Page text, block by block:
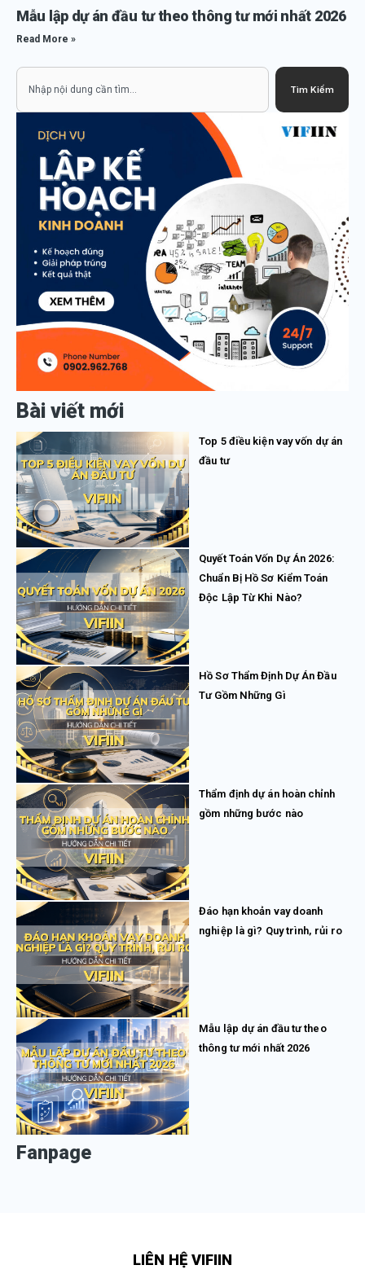
Mẫu lập dự án đầu tư theo thông tư mới nhất 2026
Read More »
Tìm Kiếm
Bài viết mới
Top 5 điều kiện vay vốn dự án
đầu tư
Quyết Toán Vốn Dự Án 2026:
Chuẩn Bị Hồ Sơ Kiểm Toán
Độc Lập Từ Khi Nào?
Hồ Sơ Thẩm Định Dự Án Đầu
Tư Gồm Những Gì
Thẩm định dự án hoàn chỉnh
gồm những bước nào
Đáo hạn khoản vay doanh
nghiệp là gì? Quy trình, rủi ro
Mẫu lập dự án đầu tư theo
thông tư mới nhất 2026
Fanpage
LIÊN HỆ VIFIIN